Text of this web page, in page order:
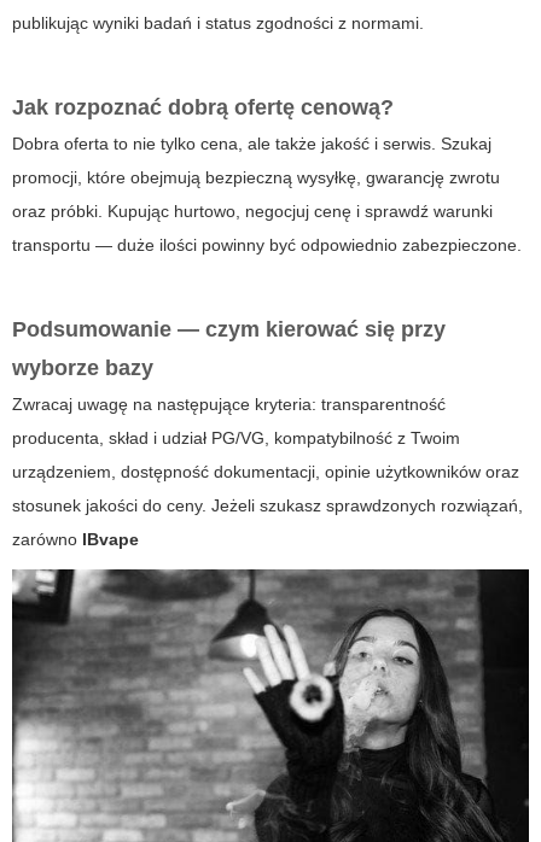
publikując wyniki badań i status zgodności z normami.
Jak rozpoznać dobrą ofertę cenową?
Dobra oferta to nie tylko cena, ale także jakość i serwis. Szukaj
promocji, które obejmują bezpieczną wysyłkę, gwarancję zwrotu
oraz próbki. Kupując hurtowo, negocjuj cenę i sprawdź warunki
transportu — duże ilości powinny być odpowiednio zabezpieczone.
Podsumowanie — czym kierować się przy
wyborze bazy
Zwracaj uwagę na następujące kryteria: transparentność
producenta, skład i udział PG/VG, kompatybilność z Twoim
urządzeniem, dostępność dokumentacji, opinie użytkowników oraz
stosunek jakości do ceny. Jeżeli szukasz sprawdzonych rozwiązań,
zarówno IBvape